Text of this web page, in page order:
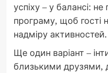
успіху – у балансі:
програму, щоб гості
надміру активностей.
Ще один варіант –
близькими друзями,